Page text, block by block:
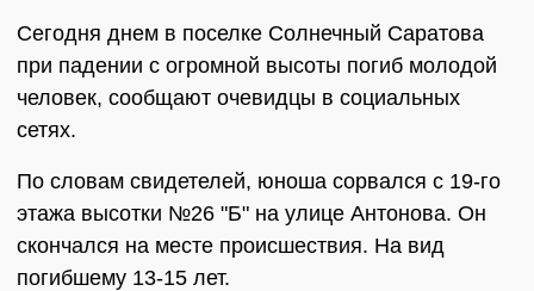
Сегодня днем в поселке Солнечный Саратова
при падении с огромной высоты погиб молодой
человек, сообщают очевидцы в социальных
сетях.
По словам свидетелей, юноша сорвался с 19-го
этажа высотки №26 "Б" на улице Антонова. Он
скончался на месте происшествия. На вид
погибшему 13-15 лет.